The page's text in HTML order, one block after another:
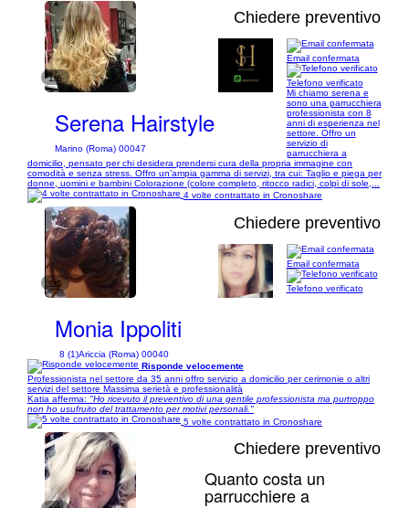
1/6
Chiedere preventivo
Serena Hairstyle
Marino (Roma) 00047
Email confermata
Telefono verificato
Mi chiamo serena e
sono una parrucchiera
professionista con 8
anni di esperienza nel
settore. Offro un
servizio di
parrucchiera a
domicilio, pensato per chi desidera prendersi cura della propria immagine con
comodità e senza stress. Offro un’ampia gamma di servizi, tra cui: Taglio e piega per
donne, uomini e bambini Colorazione (colore completo, ritocco radici, colpi di sole,...
4 volte contrattato in Cronoshare
1/5
Chiedere preventivo
Monia Ippoliti
8 (1)Ariccia (Roma) 00040
Email confermata
Telefono verificato
Risponde velocemente
Professionista nel settore da 35 anni offro servizio a domicilio per cerimonie o altri
servizi del settore Massima serietà e professionalità
Katia afferma: "Ho ricevuto il preventivo di una gentile professionista ma purtroppo
non ho usufruito del trattamento per motivi personali."
5 volte contrattato in Cronoshare
Chiedere preventivo
Quanto costa un
parrucchiere a